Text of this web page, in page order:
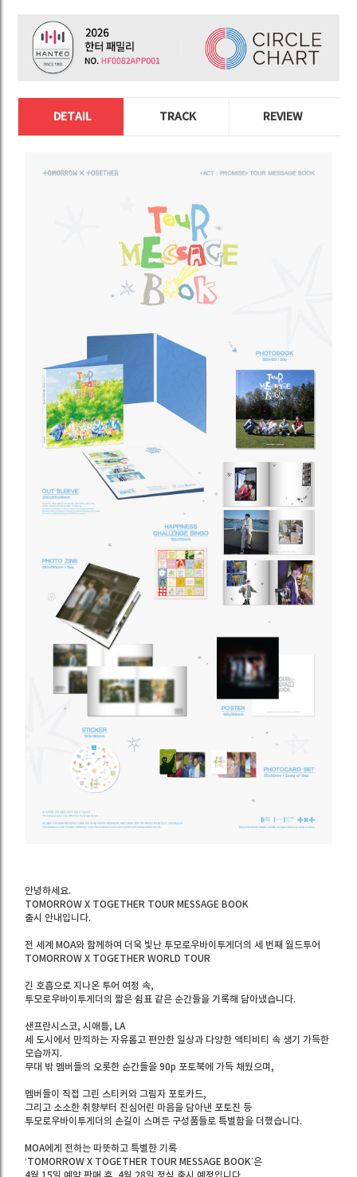
DETAIL TRACK REVIEW
안녕하세요.
TOMORROW X TOGETHER TOUR MESSAGE BOOK
출시 안내입니다.
전 세계 MOA와 함께하여 더욱 빛난 투모로우바이투게더의 세 번째 월드투어
TOMORROW X TOGETHER WORLD TOUR
긴 호흡으로 지나온 투어 여정 속,
투모로우바이투게더의 짧은 쉼표 같은 순간들을 기록해 담아냈습니다.
샌프란시스코, 시애틀, LA
세 도시에서 만끽하는 자유롭고 편안한 일상과 다양한 액티비티 속 생기 가득한
모습까지.
무대 밖 멤버들의 오롯한 순간들을 90p 포토북에 가득 채웠으며,
멤버들이 직접 그린 스티커와 그림자 포토카드,
그리고 소소한 취향부터 진심어린 마음을 담아낸 포토진 등
투모로우바이투게더의 손길이 스며든 구성품들로 특별함을 더했습니다.
MOA에게 전하는 따뜻하고 특별한 기록
‘TOMORROW X TOGETHER TOUR MESSAGE BOOK’은